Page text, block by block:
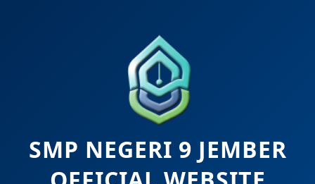
SMP NEGERI 9 JEMBER